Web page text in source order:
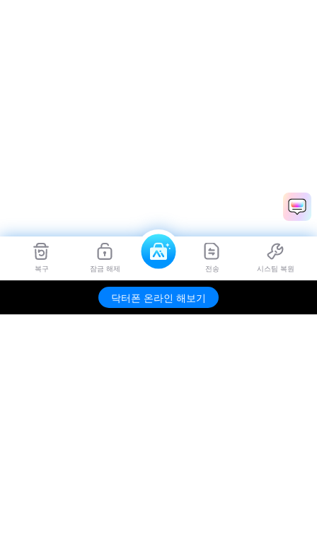
복구 잠금 해제 전송 시스팀 복원
닥터폰 온라인 해보기